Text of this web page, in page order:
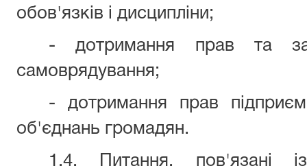
обов'язків і дисципліни;
- дотримання прав та
самоврядування;
- дотримання прав
об'єднань громадян.
1.4. Питання, пов'язані